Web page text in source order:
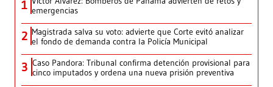
1 emergencias
2 Magistrada salva su voto: advierte que Corte evitó analizar
el fondo de demanda contra la Policía Municipal
3 Caso Pandora: Tribunal confirma detención provisional para
cinco imputados y ordena una nueva prisión preventiva